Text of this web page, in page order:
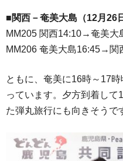
■関西－奄美大島（12月26
MM205 関西14:10→奄美大
MM206 奄美大島16:45→関
ともに、奄美に16時～17
っています。夕方到着して
た弾丸旅行にも向きそうで